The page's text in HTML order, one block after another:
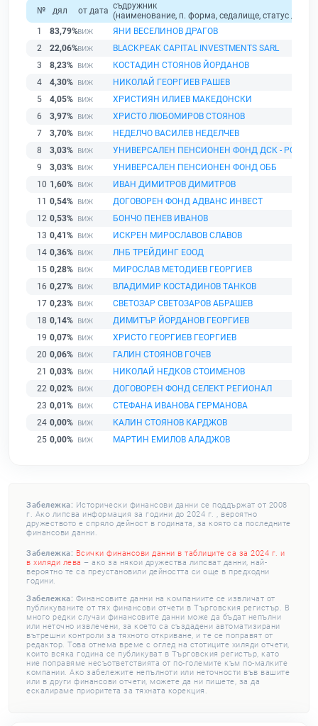
№ дял от дата съдружник
(наименование, п. форма, седалище, статус /
1
83,79%
ЯНИ ВЕСЕЛИНОВ ДРАГОВ
2
22,06%
BLACKPEAK CAPITAL INVESTMENTS SАRL
3
8,23%
КОСТАДИН СТОЯНОВ ЙОРДАНОВ
4
4,30%
НИКОЛАЙ ГЕОРГИЕВ РАШЕВ
5
4,05%
ХРИСТИЯН ИЛИЕВ МАКЕДОНСКИ
6
3,97%
ХРИСТО ЛЮБОМИРОВ СТОЯНОВ
7
3,70%
НЕДЕЛЧО ВАСИЛЕВ НЕДЕЛЧЕВ
8
3,03%
УНИВЕРСАЛЕН ПЕНСИОНЕН ФОНД ДСК -
9
3,03%
УНИВЕРСАЛЕН ПЕНСИОНЕН ФОНД ОББ
10 1,60%
ИВАН ДИМИТРОВ ДИМИТРОВ
11 0,54%
ДОГОВОРЕН ФОНД АДВАНС ИНВЕСТ
12 0,53%
БОНЧО ПЕНЕВ ИВАНОВ
13 0,41%
ИСКРЕН МИРОСЛАВОВ СЛАВОВ
14 0,36%
ЛНБ ТРЕЙДИНГ ЕООД
15 0,28%
МИРОСЛАВ МЕТОДИЕВ ГЕОРГИЕВ
16 0,27%
ВЛАДИМИР КОСТАДИНОВ ТАНКОВ
17 0,23%
СВЕТОЗАР СВЕТОЗАРОВ АБРАШЕВ
18 0,14%
ДИМИТЪР ЙОРДАНОВ ГЕОРГИЕВ
19 0,07%
ХРИСТО ГЕОРГИЕВ ГЕОРГИЕВ
20 0,06%
ГАЛИН СТОЯНОВ ГОЧЕВ
21 0,03%
НИКОЛАЙ НЕДКОВ СТОИМЕНОВ
22 0,02%
ДОГОВОРЕН ФОНД СЕЛЕКТ РЕГИОНАЛ
23 0,01%
СТЕФАНА ИВАНОВА ГЕРМАНОВА
24 0,00%
КАЛИН СТОЯНОВ КАРДЖОВ
25 0,00% МАРТИН ЕМИЛОВ АЛАДЖОВ
Забележка: Исторически финансови данни се поддържат от 2008
г. Ако липсва информация за години до 2024 г. , вероятно
дружеството е спряло дейност в годината, за която са последните
финансови данни.
Забележка: Всички финансови данни в таблиците са за 2024 г. и
в хиляди лева – ако за някои дружества липсват данни, най-
вероятно те са преустановили дейността си още в предходни
години.
Забележка: Финансовите данни на компаниите се извличат от
публикуваните от тях финансови отчети в Търговския регистър. В
много редки случаи финансовите данни може да бъдат непълни
или неточно извлечени, за което са създадени автоматизирани
вътрешни контроли за тяхното откриване, и те се поправят от
редактор. Това отнема време с оглед на стотиците хиляди отчети,
които всяка година се публикуват в Търговския регистър, като
ние поправяме несъответствията от по-големите към по-малките
компании. Ако забележите непълноти или неточности във вашите
или в други финансови отчети, можете да ни пишете, за да
ескалираме приоритета за тяхната корекция.